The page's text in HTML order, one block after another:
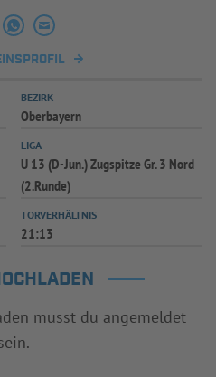
BEZIRK
Oberbayern
LIGA
U 13 (D-Jun.) Zugspitze Gr. 3 Nord
(2.Runde)
TORVERHÄLTNIS
21:13
musst du angemeldet